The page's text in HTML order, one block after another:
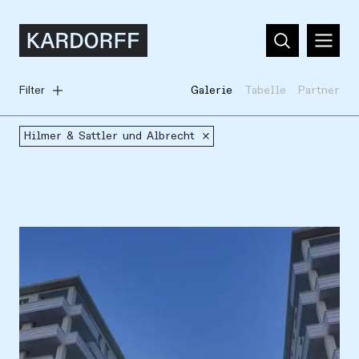
Filter Galerie Tabelle Partner
Hilmer & Sattler und Albrecht